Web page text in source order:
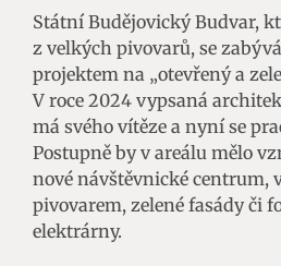
Státní Budějovický Budvar,
z velkých pivovarů, se
projektem na „otevřený a
V roce 2024 vypsaná
má svého vítěze a nyní se
Postupně by v areálu mělo
nové návštěvnické centrum,
pivovarem, zelené fasády či
elektrárny.